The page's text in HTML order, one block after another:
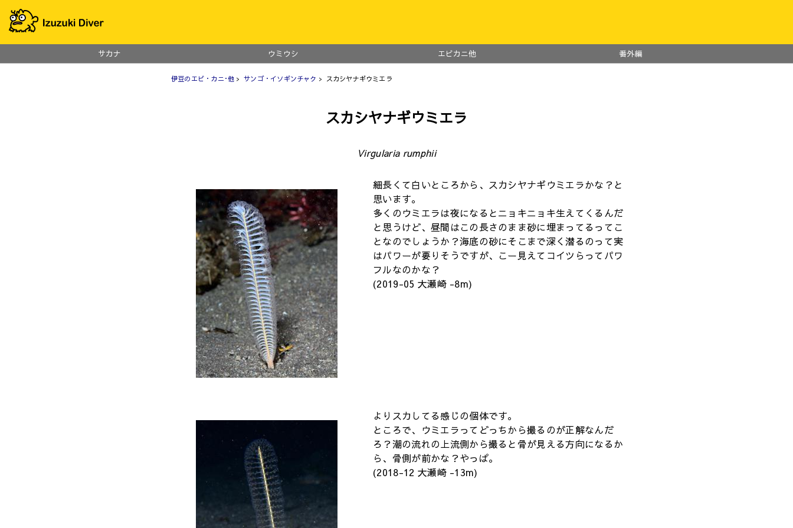
サカナ ウミウシ エビカニ他 番外編
伊豆のエビ・カニ･他 >サンゴ・イソギンチャク > スカシヤナギウミエラ
スカシヤナギウミエラ
Virgularia rumphii
細長くて白いところから、スカシヤナギウミエラかな？と
思います。
多くのウミエラは夜になるとニョキニョキ生えてくるんだ
と思うけど、昼間はこの長さのまま砂に埋まってるってこ
となのでしょうか？海底の砂にそこまで深く潜るのって実
はパワーが要りそうですが、こー見えてコイツらってパワ
フルなのかな？
(2019-05 大瀬崎 -8m)
よりスカしてる感じの個体です。
ところで、ウミエラってどっちから撮るのが正解なんだ
ろ？潮の流れの上流側から撮ると骨が見える方向になるか
ら、骨側が前かな？やっぱ。
(2018-12 大瀬崎 -13m)